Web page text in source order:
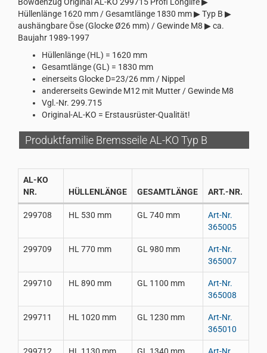
Hüllenlänge 1620 mm / Gesamtlänge 1830 mm ▶ Typ B ▶
aushängbare Öse (Glocke Ø26 mm) / Gewinde M8 ▶ ca.
Baujahr 1989-1997
Hüllenlänge (HL) = 1620 mm
Gesamtlänge (GL) = 1830 mm
einerseits Glocke D=23/26 mm / Nippel
andererseits Gewinde M12 mit Mutter / Gewinde M8
Vgl.-Nr. 299.715
Original-AL-KO = Erstausrüster-Qualität!
Produktfamilie Bremsseile AL-KO Typ B
AL-KO
NR.
HÜLLENLÄNGE GESAMTLÄNGE ART.-NR.
299708 HL 530 mm GL 740 mm
Art-Nr.
365005
299709 HL 770 mm GL 980 mm
Art-Nr.
365007
299710 HL 890 mm GL 1100 mm
Art-Nr.
365008
299711 HL 1020 mm GL 1230 mm
Art-Nr.
365010